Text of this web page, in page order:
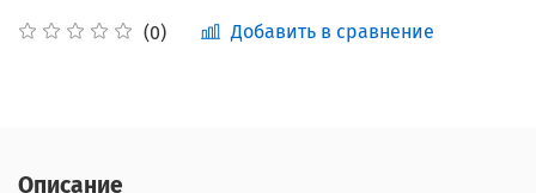
(0) Добавить в сравнение
Описание